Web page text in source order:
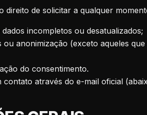
direito de solicitar a qualquer
incompletos ou desatualizados;
anonimização (exceto aqueles que
do consentimento.
através do e-mail oficial